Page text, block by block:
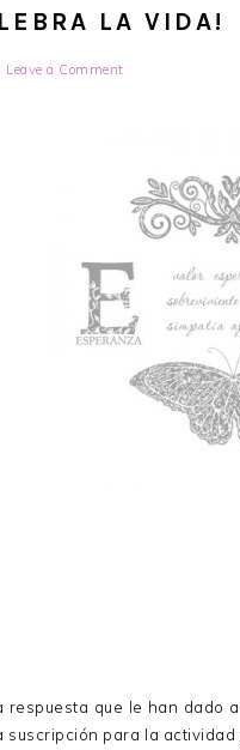
LA VIDA!
Leave a Comment
respuesta que le han
suscripción para la